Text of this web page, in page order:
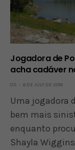
Jogadora de
acha cadáver
OS 8 DE JULY DE 2016
Uma jogadora
bem mais
enquanto
Shayla